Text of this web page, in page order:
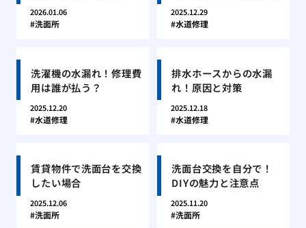
2026.01.06
洗面所
2025.12.29
水道修理
洗濯機の水漏れ！修理費
用は誰が払う？
2025.12.20
水道修理
排水ホースからの水漏
れ！原因と対策
2025.12.18
水道修理
賃貸物件で洗面台を交換
したい場合
2025.12.06
洗面所
洗面台交換を自分で！
DIYの魅力と注意点
2025.11.20
洗面所